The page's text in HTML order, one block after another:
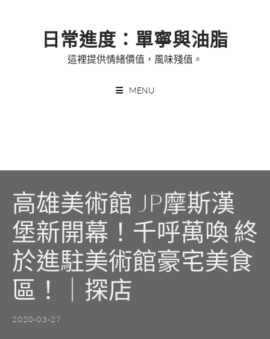
日常進度：單寧與油脂
這裡提供情緒價值，風味殘值。
MENU
高雄美術館 JP摩斯漢
堡新開幕！千呼萬喚 終
於進駐美術館豪宅美食
區！｜探店
2020-03-27